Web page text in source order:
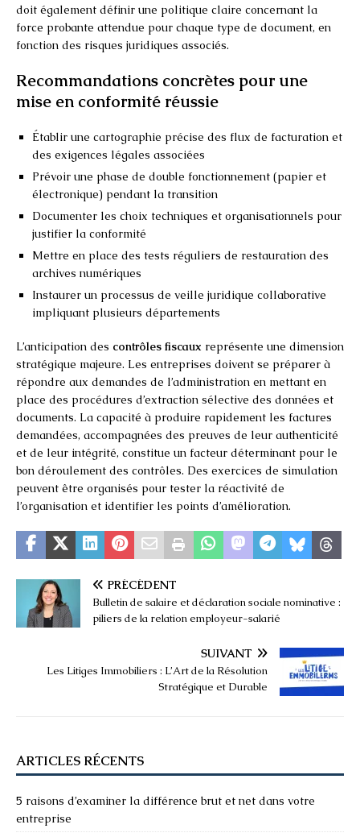
doit également définir une politique claire concernant la
force probante attendue pour chaque type de document, en
fonction des risques juridiques associés.
Recommandations concrètes pour une
mise en conformité réussie
Établir une cartographie précise des flux de facturation et
des exigences légales associées
Prévoir une phase de double fonctionnement (papier et
électronique) pendant la transition
Documenter les choix techniques et organisationnels pour
justifier la conformité
Mettre en place des tests réguliers de restauration des
archives numériques
Instaurer un processus de veille juridique collaborative
impliquant plusieurs départements
L’anticipation des contrôles fiscaux représente une dimension
stratégique majeure. Les entreprises doivent se préparer à
répondre aux demandes de l’administration en mettant en
place des procédures d’extraction sélective des données et
documents. La capacité à produire rapidement les factures
demandées, accompagnées des preuves de leur authenticité
et de leur intégrité, constitue un facteur déterminant pour le
bon déroulement des contrôles. Des exercices de simulation
peuvent être organisés pour tester la réactivité de
l’organisation et identifier les points d’amélioration.
PRÉCÉDENT
Bulletin de salaire et déclaration sociale nominative :
piliers de la relation employeur-salarié
SUIVANT
Les Litiges Immobiliers : L’Art de la Résolution
Stratégique et Durable
ARTICLES RÉCENTS
5 raisons d’examiner la différence brut et net dans votre
entreprise